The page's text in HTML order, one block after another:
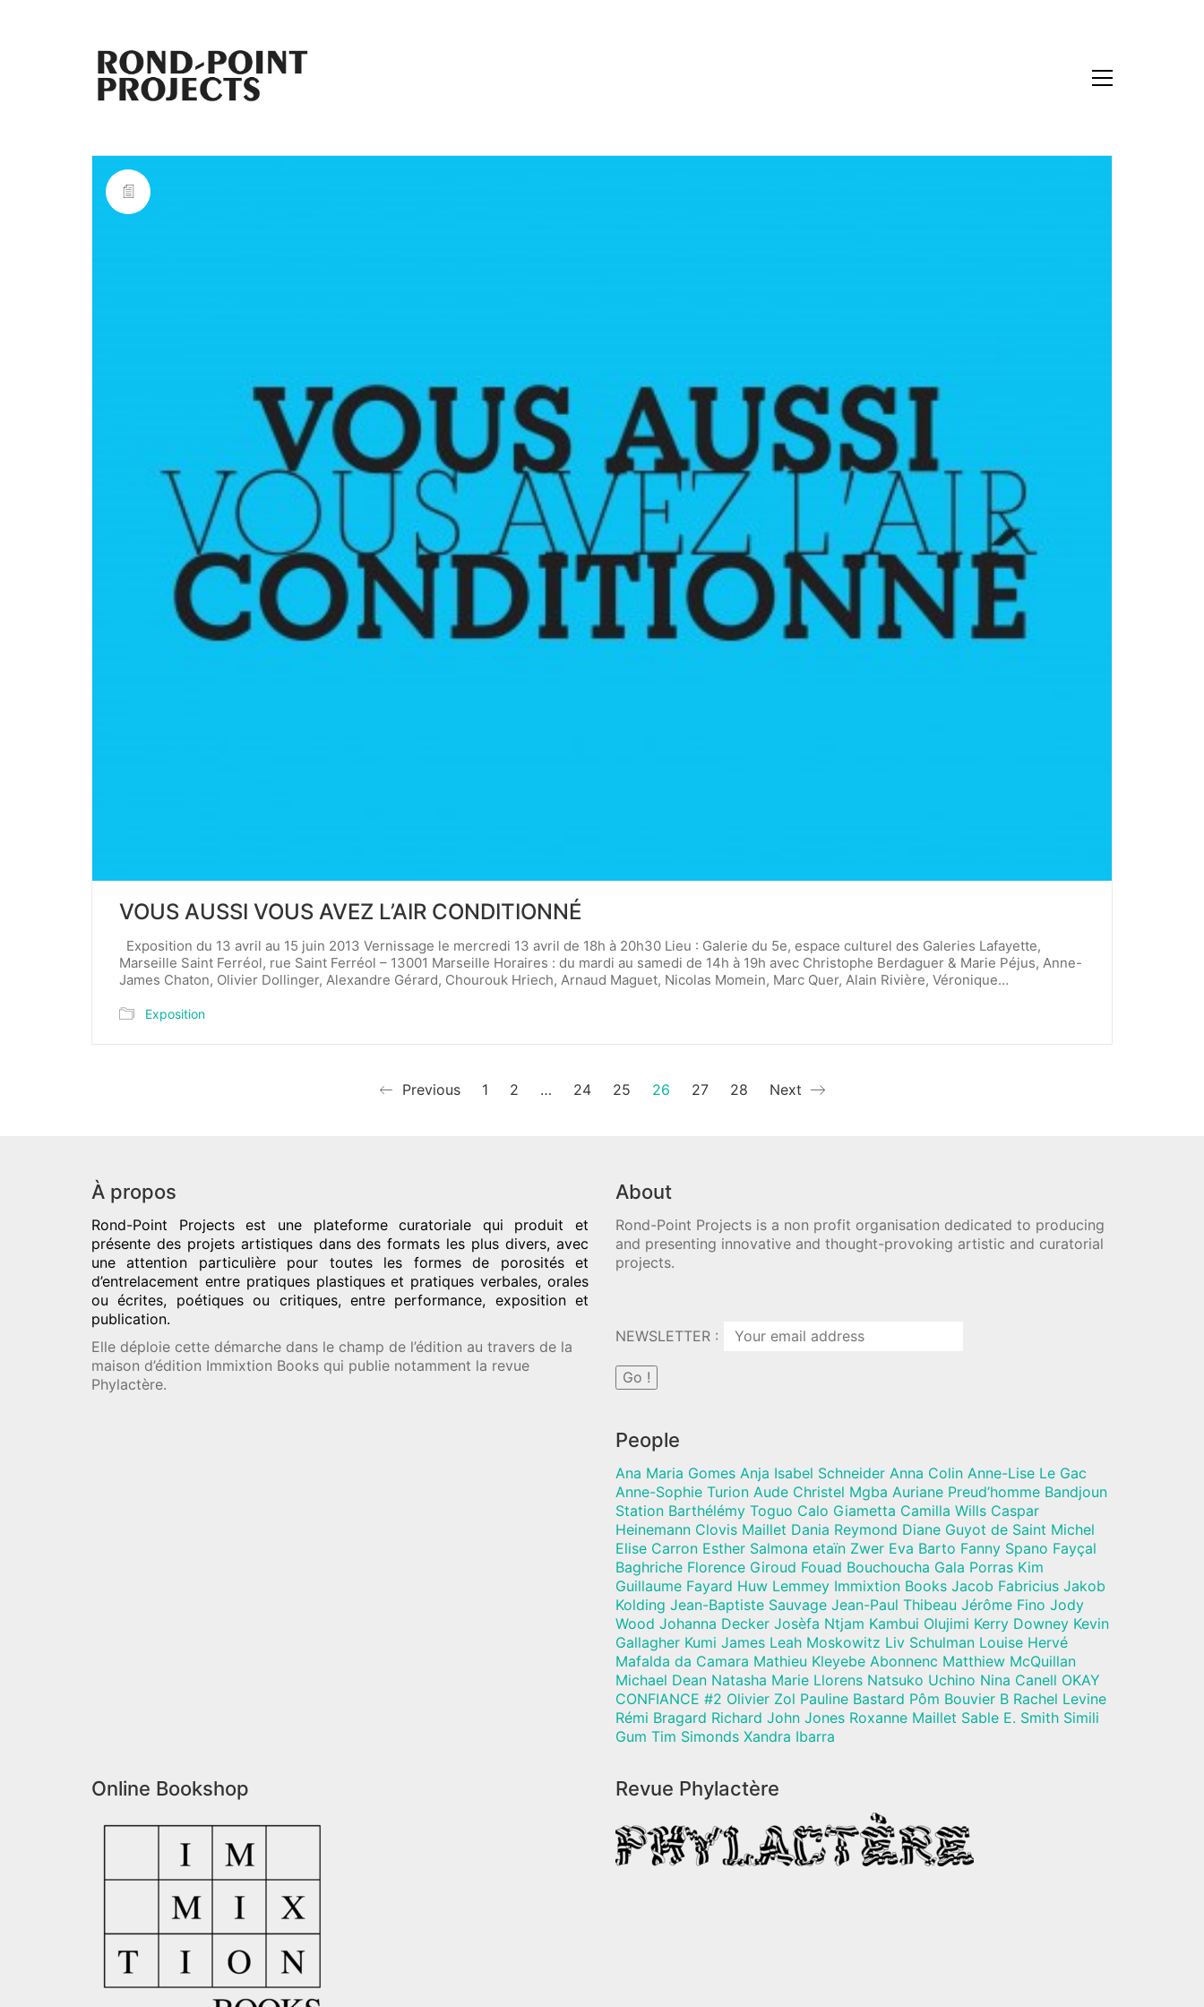
VOUS AUSSI VOUS AVEZ L’AIR CONDITIONNÉ
Exposition du 13 avril au 15 juin 2013 Vernissage le mercredi 13 avril de 18h à 20h30 Lieu : Galerie du 5e, espace culturel des Galeries Lafayette,
Marseille Saint Ferréol, rue Saint Ferréol – 13001 Marseille Horaires : du mardi au samedi de 14h à 19h avec Christophe Berdaguer & Marie Péjus, Anne-
James Chaton, Olivier Dollinger, Alexandre Gérard, Chourouk Hriech, Arnaud Maguet, Nicolas Momein, Marc Quer, Alain Rivière, Véronique…
Exposition
Previous 1 2 … 24 25 26 27 28 Next
À propos
Rond-Point Projectsest une plateforme curatoriale qui produit et
présente des projets artistiques dans des formats les plus divers, avec
une attention particulière pour toutes les formes de porosités et
d’entrelacement entre pratiques plastiques et pratiques verbales, orales
ou écrites, poétiques ou critiques, entre performance, exposition et
publication.
Elle déploie cette démarche dans le champ de l’édition au travers de la
maison d’édition Immixtion Books qui publie notamment la revue
Phylactère.
About
Rond-Point Projects is a non profit organisation dedicated to producing
and presenting innovative and thought-provoking artistic and curatorial
projects.
NEWSLETTER :
People
Ana Maria Gomes Anja Isabel Schneider Anna Colin Anne-Lise Le Gac
Anne-Sophie Turion Aude Christel Mgba Auriane Preud’homme Bandjoun
Station Barthélémy Toguo Calo Giametta Camilla Wills Caspar
Heinemann Clovis Maillet Dania Reymond Diane Guyot de Saint Michel
Elise Carron Esther Salmona etaïn Zwer Eva Barto Fanny Spano Fayçal
Baghriche Florence Giroud Fouad Bouchoucha Gala Porras Kim
Guillaume Fayard Huw Lemmey Immixtion Books Jacob Fabricius Jakob
Kolding Jean-Baptiste Sauvage Jean-Paul Thibeau Jérôme Fino Jody
Wood Johanna Decker Josèfa Ntjam Kambui Olujimi Kerry Downey Kevin
Gallagher Kumi James Leah Moskowitz Liv Schulman Louise Hervé
Mafalda da Camara Mathieu Kleyebe Abonnenc Matthiew McQuillan
Michael Dean Natasha Marie Llorens Natsuko Uchino Nina Canell OKAY
CONFIANCE #2 Olivier Zol Pauline Bastard Pôm Bouvier B Rachel Levine
Rémi Bragard Richard John Jones Roxanne Maillet Sable E. Smith Simili
Gum Tim Simonds Xandra Ibarra
Online Bookshop Revue Phylactère